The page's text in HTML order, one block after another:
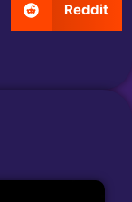
Reddit